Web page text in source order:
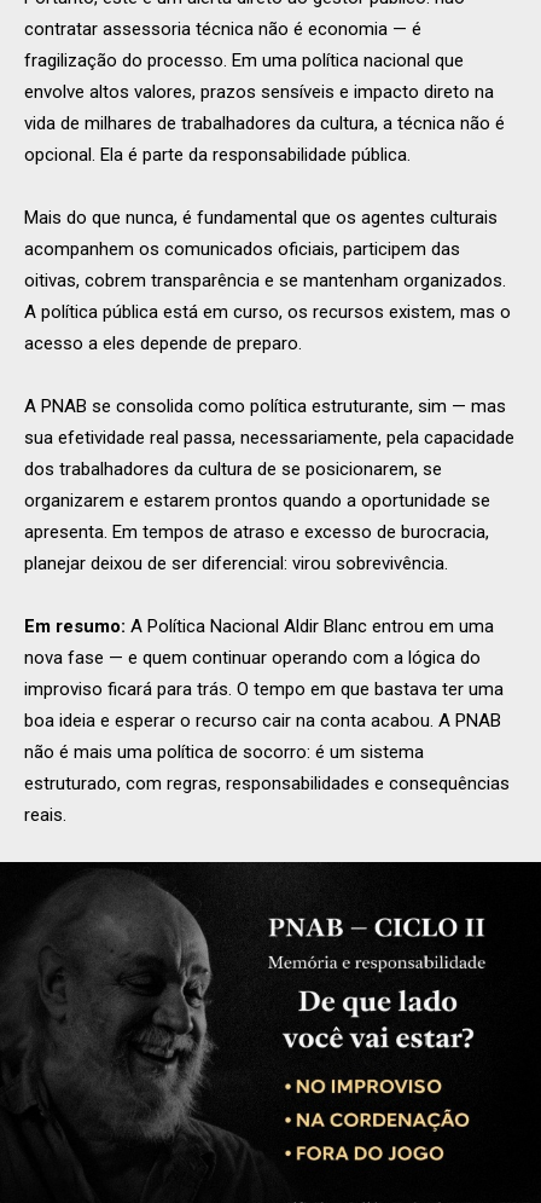
contratar assessoria técnica não é economia — é
fragilização do processo. Em uma política nacional que
envolve altos valores, prazos sensíveis e impacto direto na
vida de milhares de trabalhadores da cultura, a técnica não é
opcional. Ela é parte da responsabilidade pública.
Mais do que nunca, é fundamental que os agentes culturais
acompanhem os comunicados oficiais, participem das
oitivas, cobrem transparência e se mantenham organizados.
A política pública está em curso, os recursos existem, mas o
acesso a eles depende de preparo.
A PNAB se consolida como política estruturante, sim — mas
sua efetividade real passa, necessariamente, pela capacidade
dos trabalhadores da cultura de se posicionarem, se
organizarem e estarem prontos quando a oportunidade se
apresenta. Em tempos de atraso e excesso de burocracia,
planejar deixou de ser diferencial: virou sobrevivência.
Em resumo: A Política Nacional Aldir Blanc entrou em uma
nova fase — e quem continuar operando com a lógica do
improviso ficará para trás. O tempo em que bastava ter uma
boa ideia e esperar o recurso cair na conta acabou. A PNAB
não é mais uma política de socorro: é um sistema
estruturado, com regras, responsabilidades e consequências
reais.